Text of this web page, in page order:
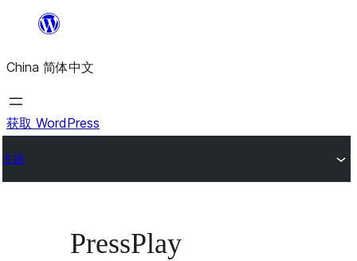
内
容
China 简体中文
获取 WordPress
主题
PressPlay